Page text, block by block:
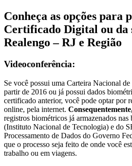
Conheça as opções para
Certificado Digital ou da
Realengo – RJ e Região
Videoconferência:
Se você possui uma Carteira Nacional
partir de 2016 ou já possui dados
certificado anterior, você pode optar por
online, pela internet.
registros biométricos já armazenados nas
(Instituto Nacional de Tecnologia) e do
Processamento de Dados do Governo
que o processo seja feito de onde você
trabalho ou em viagens.